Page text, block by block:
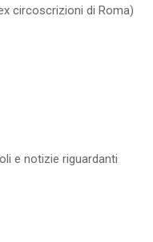
circoscrizioni di Roma)
e notizie riguardanti